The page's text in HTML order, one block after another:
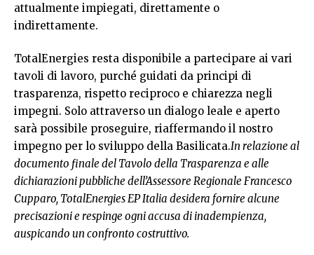
attualmente impiegati, direttamente o
indirettamente.
TotalEnergies resta disponibile a partecipare ai vari
tavoli di lavoro, purché guidati da principi di
trasparenza, rispetto reciproco e chiarezza negli
impegni. Solo attraverso un dialogo leale e aperto
sarà possibile proseguire, riaffermando il nostro
impegno per lo sviluppo della Basilicata.In relazione al
documento finale del Tavolo della Trasparenza e alle
dichiarazioni pubbliche dell’Assessore Regionale Francesco
Cupparo, TotalEnergies EP Italia desidera fornire alcune
precisazioni e respinge ogni accusa di inadempienza,
auspicando un confronto costruttivo.